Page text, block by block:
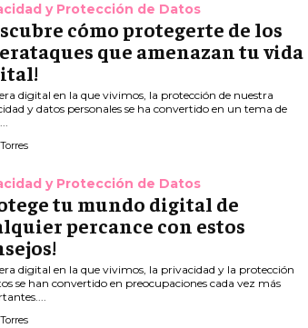
y Protección de Datos
cómo protegerte de los
que amenazan tu vida
digital en la que vivimos, la protección de nuestra
y datos personales se ha convertido en un tema de
y Protección de Datos
tu mundo digital de
percance con estos
digital en la que vivimos, la privacidad y la protección
se han convertido en preocupaciones cada vez más